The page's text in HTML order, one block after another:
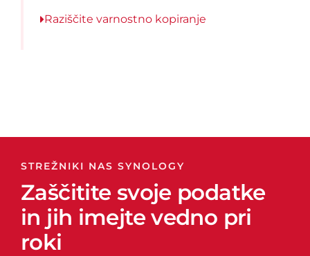
Raziščite varnostno kopiranje
STREŽNIKI NAS SYNOLOGY
Zaščitite svoje podatke
in jih imejte vedno pri
roki